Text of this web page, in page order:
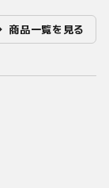
商品一覧を見る